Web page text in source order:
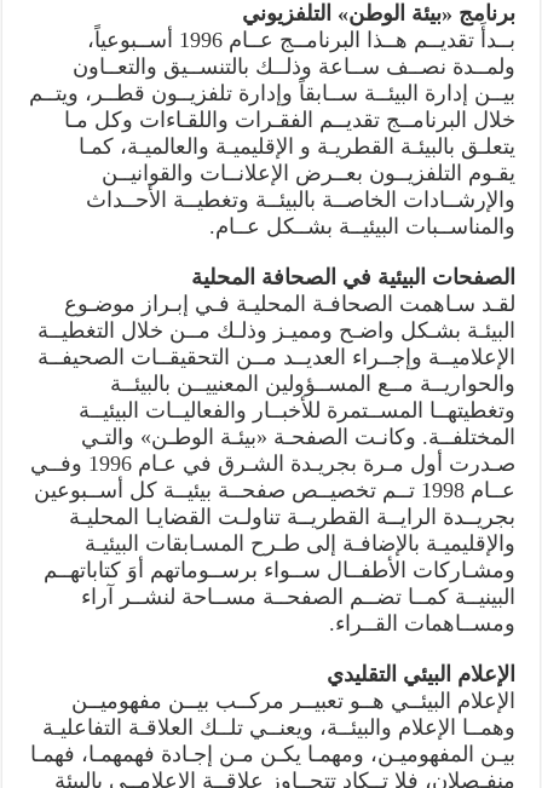
برنامج «بيئة الوطن» التلفزيوني
بــدأَ تقديــم هــذا البرنامــج عــام 1996 أســبوعياً،
ولمــدة نصــف ســاعة وذلــك بالتنســيق والتعــاون
بيــن إدارة البيئــة ســابقاً وإدارة تلفزيــون قطــر، ويتــم
خلال البرنامــج تقديــم الفقـرات واللقـاءات وكل مـا
يتعلـق بالبيئـة القطريـة و الإقليميـة والعالميـة، كمـا
يقـوم التلفزيــون بعــرض الإعلانــات والقوانيــن
والإرشــادات الخاصــة بالبيئــة وتغطيــة الأحــداث
والمناســبات البيئيــة بشــكل عــام.
الصفحات البيئية في الصحافة المحلية
لقـد سـاهمت الصحافـة المحليـة فـي إبـراز موضـوع
البيئـة بشـكل واضـح ومميـز وذلـك مــن خلال التغطيــة
الإعلاميــة وإجــراء العديــد مــن التحقيقــات الصحيفــة
والحواريــة مــع المســؤولين المعنييــن بالبيئــة
وتغطيتهــا المســتمرة للأخبــار والفعاليــات البيئيــة
المختلفــة. وكانـت الصفحـة «بيئـة الوطـن» والتـي
صـدرت أول مـرة بجريـدة الشـرق في عـام 1996 وفــي
عــام 1998 تــم تخصيــص صفحــة بيئيــة كل أســبوعين
بجريــدة الرايــة القطريــة تناولـت القضايـا المحليـة
والإقليميـة بالإضافـة إلى طـرح المسـابقات البيئيـة
ومشـاركات الأطفــال ســواء برســوماتهم أوَ كتاباتهــم
البينيــة كمــا تضــم الصفحــة مســاحة لنشــر آراء
ومســاهمات القــراء.
الإعلام البيئي التقليدي
الإعلام البيئــي هــو تعبيــر مركــب بيــن مفهوميــن
وهمــا الإعلام والبيئــة، ويعنــي تلــك العلاقـة التفاعليـة
بيـن المفهوميـن، ومهمـا يكـن مـن إجـادة فهمهمـا، فهمـا
منفـصلان، فلا تــكاد تتجــاوز علاقــة الإعلامــي بالبيئة